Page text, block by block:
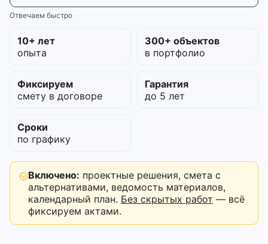
Отвечаем быстро
10+ лет
опыта
300+ объектов
в портфолио
Фиксируем
смету в договоре
Гарантия
до 5 лет
Сроки
по графику
Включено: проектные решения, смета с
альтернативами, ведомость материалов,
календарный план. Без скрытых работ — всё
фиксируем актами.